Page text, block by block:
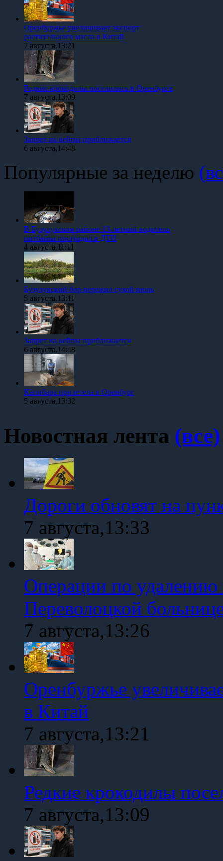
Оренбуржье увеличивает экспорт
растительного масла в Китай
7 августа,13:21
Редкие крокодилы поселились в Оренбурге
7 августа,13:09
Запрет на вейпы приближается
6 августа,14:48
Популярные за неделю
В Бузулукском районе 13-летний водитель
питбайка пострадал в ДТП
4 августа,11:11
Бузулукский бор пережил сухой июль
5 августа,13:11
Запрет на вейпы приближается
6 августа,14:48
Капибара прилетела в Оренбург
5 августа,13:32
Новостная лента (все)
Дороги обновят на
7 августа,13:33
Операции по удалению
Переволоцкой
7 августа,13:26
Оренбуржье
в Китай
7 августа,13:21
Редкие крокодилы
7 августа,13:09